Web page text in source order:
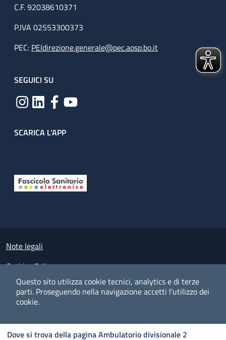
Questo sito utilizza cookie tecnici, analytics e di terze
parti. Proseguendo nella navigazione accetti l'utilizzo dei
cookie.
Dove si trova della pagina Ambulatorio divisionale 2
C.F. 92038610371
P.IVA 02553300373
PEC: PEIdirezione.generale@pec.aosp.bo.it
SEGUICI SU
SCARICA L'APP
Small prints
Note legali
Cookies Policy
Policy privacy e protezione del dato personale
Albo pretorio on-line
Dichiarazione di accessibilità